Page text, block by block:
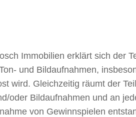
Immobilien erklärt sich der
und Bildaufnahmen,
wird. Gleichzeitig räumt der
oder Bildaufnahmen und an
von Gewinnspielen